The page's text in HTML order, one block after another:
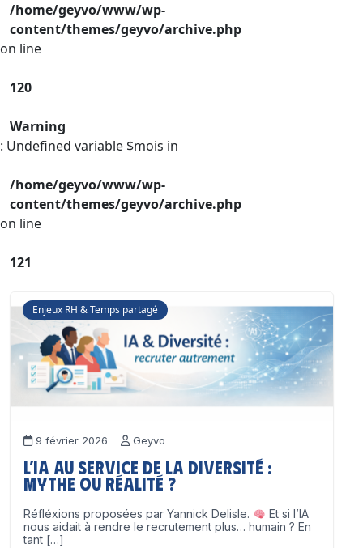
/home/geyvo/www/wp-
content/themes/geyvo/archive.php
on line
120
Warning
: Undefined variable $mois in
/home/geyvo/www/wp-
content/themes/geyvo/archive.php
on line
121
Enjeux RH & Temps partagé
9 février 2026 Geyvo
L’IA au service de la diversité :
mythe ou réalité ?
Réfléxions proposées par Yannick Delisle.
Et si l’IA
nous aidait à rendre le recrutement plus… humain ? En
tant […]